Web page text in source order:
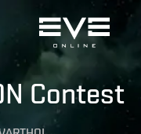
Contest